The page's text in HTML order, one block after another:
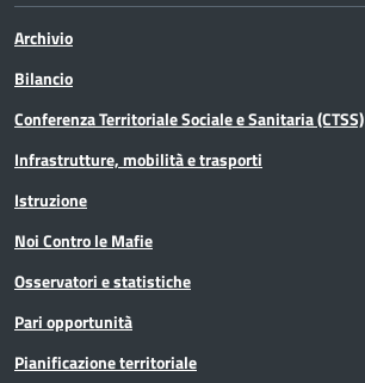
Archivio
Bilancio
Conferenza Territoriale Sociale e Sanitaria (CTSS)
Infrastrutture, mobilità e trasporti
Istruzione
Noi Contro le Mafie
Osservatori e statistiche
Pari opportunità
Pianificazione territoriale